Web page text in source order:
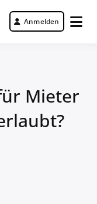
Nr. 1 Forum für
Investments
Anmelden
Mieter